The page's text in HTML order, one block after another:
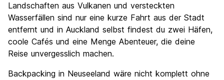
Preis-Leistungsverhältnis
Landschaften aus Vulkanen und versteckten
Wasserfällen sind nur eine kurze Fahrt aus der Stadt
entfernt und in Auckland selbst findest du zwei Häfen,
coole Cafés und eine Menge Abenteuer, die deine
Reise unvergesslich machen.
Backpacking in Neuseeland wäre nicht komplett ohne